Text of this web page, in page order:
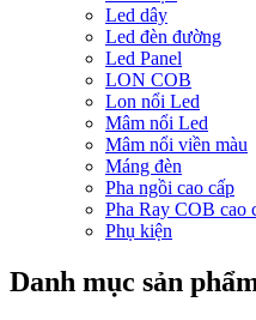
Led dây
Led đèn đường
Led Panel
LON COB
Lon nổi Led
Mâm nổi Led
Mâm nổi viền màu
Máng đèn
Pha ngồi cao cấp
Pha Ray COB cao
Phụ kiện
Danh mục sản